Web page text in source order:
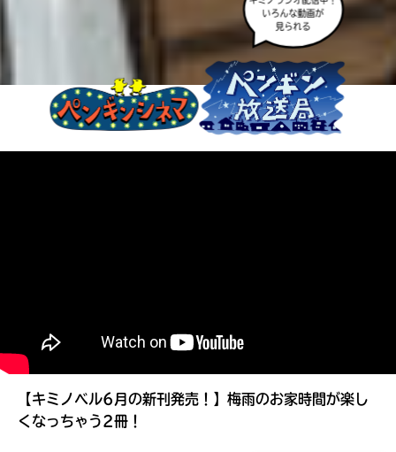
いろんな動画が
見られる
【キミノベル6月の新刊発売！】梅雨のお家時間が楽し
くなっちゃう2冊！
み
て
ね
る